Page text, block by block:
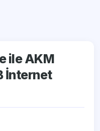
ile AKM
İnternet